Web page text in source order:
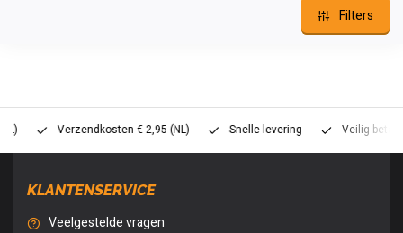
Filters
Verzendkosten € 2,95 (NL) Snelle levering Veilig betalen
KLANTENSERVICE
Veelgestelde vragen